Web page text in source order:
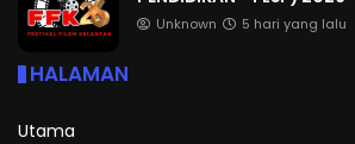
Unknown 5 hari yang lalu
HALAMAN
Utama